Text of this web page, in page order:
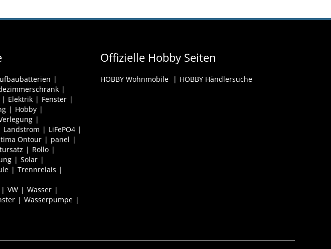
Elektrik
Fenster
Hobby
Landstrom
LiFePO4
Ontour
panel
Rollo
Solar
Trennrelais
VW
Wasser
Wasserpumpe
Offizielle Hobby Seiten
HOBBY Wohnmobile HOBBY Händlersuche